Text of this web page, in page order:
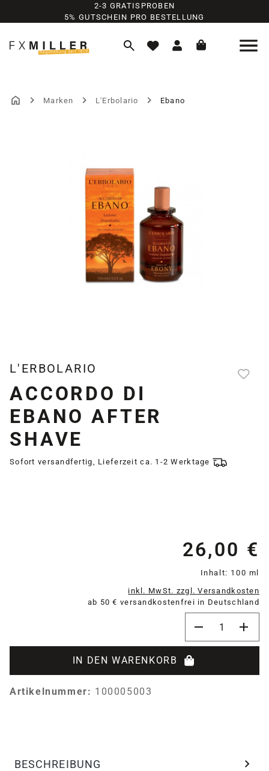
Zum Hauptinhalt springen
2-3 GRATISPROBEN
5% GUTSCHEIN PRO BESTELLUNG
Marken L'Erbolario Ebano
L'ERBOLARIO
ACCORDO DI
EBANO AFTER
SHAVE
Sofort versandfertig, Lieferzeit ca. 1-2 Werktage
26,00 €
Inhalt: 100 ml
inkl. MwSt. zzgl. Versandkosten
ab 50 € versandkostenfrei in Deutschland
IN DEN WARENKORB
Artikelnummer: 100005003
BESCHREIBUNG